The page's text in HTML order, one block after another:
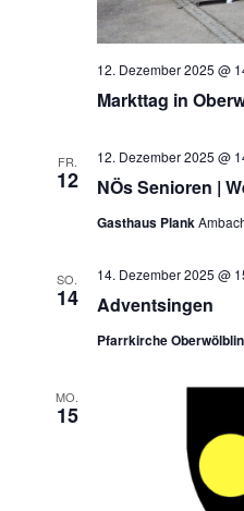
Markttag in
12. Dezember 2025 @
FR.
12 NÖs Senioren |
12. Dezember 2025 @
Gasthaus Plank
SO.
14 Adventsingen
14. Dezember 2025 @
Pfarrkirche
MO.
15